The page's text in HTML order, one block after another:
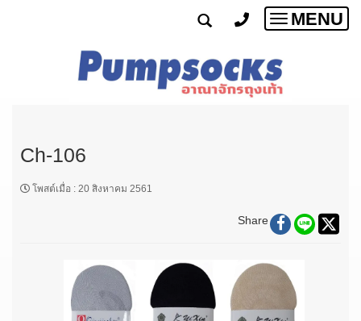
Toggle
MENU
Ch-106
โพสต์เมื่อ : 20 สิงหาคม 2561
Share